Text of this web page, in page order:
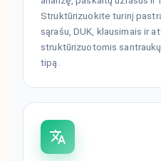
Struktūrizuokite turinį
sąrašu, DUK, klausimais ir
struktūrizuotomis
tipą.